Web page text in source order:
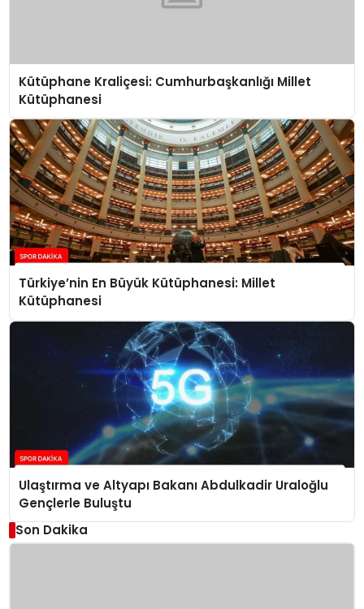
Kütüphane Kraliçesi: Cumhurbaşkanlığı Millet
Kütüphanesi
Türkiye’nin En Büyük Kütüphanesi: Millet
Kütüphanesi
Ulaştırma ve Altyapı Bakanı Abdulkadir Uraloğlu
Gençlerle Buluştu
Son Dakika